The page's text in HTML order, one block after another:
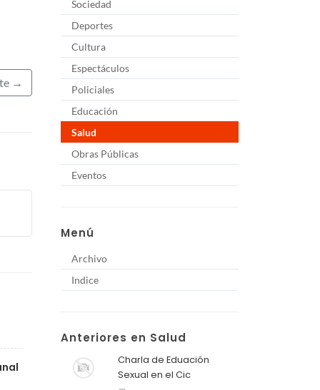
→
Sociedad
Deportes
Cultura
Espectáculos
Policiales
Educación
Salud
Obras Públicas
Eventos
Menú
Archivo
Indice
Anteriores en Salud
Charla de Eduación
Sexual en el Cic